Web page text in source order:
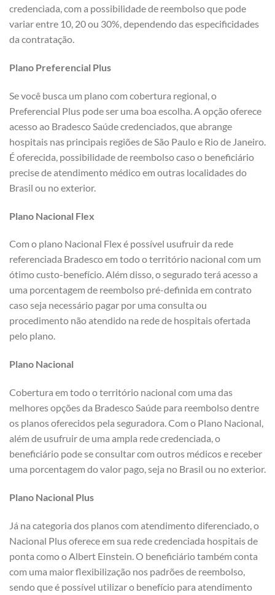
credenciada, com a possibilidade de reembolso que pode
variar entre 10, 20 ou 30%, dependendo das especificidades
da contratação.
Plano Preferencial Plus
Se você busca um plano com cobertura regional, o
Preferencial Plus pode ser uma boa escolha. A opção oferece
acesso ao Bradesco Saúde credenciados, que abrange
hospitais nas principais regiões de São Paulo e Rio de Janeiro.
É oferecida, possibilidade de reembolso caso o beneficiário
precise de atendimento médico em outras localidades do
Brasil ou no exterior.
Plano Nacional Flex
Com o plano Nacional Flex é possível usufruir da rede
referenciada Bradesco em todo o território nacional com um
ótimo custo-benefício. Além disso, o segurado terá acesso a
uma porcentagem de reembolso pré-definida em contrato
caso seja necessário pagar por uma consulta ou
procedimento não atendido na rede de hospitais ofertada
pelo plano.
Plano Nacional
Cobertura em todo o território nacional com uma das
melhores opções da Bradesco Saúde para reembolso dentre
os planos oferecidos pela seguradora. Com o Plano Nacional,
além de usufruir de uma ampla rede credenciada, o
beneficiário pode se consultar com outros médicos e receber
uma porcentagem do valor pago, seja no Brasil ou no exterior.
Plano Nacional Plus
Já na categoria dos planos com atendimento diferenciado, o
Nacional Plus oferece em sua rede credenciada hospitais de
ponta como o Albert Einstein. O beneficiário também conta
com uma maior flexibilização nos padrões de reembolso,
sendo que é possível utilizar o benefício para atendimento